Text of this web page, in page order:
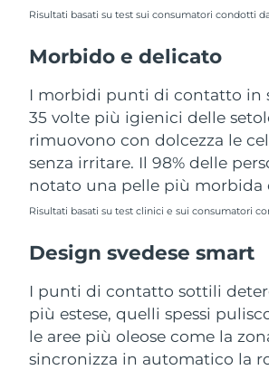
Risultati basati su test sui consumatori condotti
Morbido e delicato
I morbidi punti di contatto in
35 volte più igienici delle
rimuovono con dolcezza le
senza irritare. Il 98% delle
notato una pelle più morbida
Risultati basati su test clinici e sui consumatori
Design svedese smart
I punti di contatto sottili
più estese, quelli spessi
le aree più oleose come la
sincronizza in automatico la
Regno Unito Consegna
Stati Uniti Consegna
Uzbekistan
Vietnam Consegna